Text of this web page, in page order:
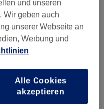
25 €
und unseren
Wir geben auch
unserer Webseite an
Werbung und
Alle Cookies
akzeptieren